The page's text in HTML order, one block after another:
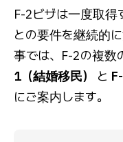
F-2ビザは一度取得
との要件を継続的
事では、F-2の複数
1（結婚移民）
と
にご案内します。